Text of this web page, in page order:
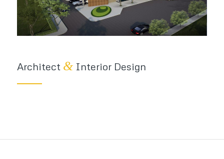
Architect &Interior Design